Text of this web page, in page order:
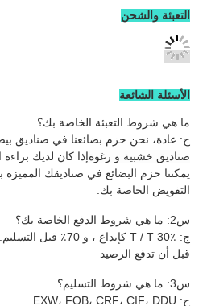
بك؟
صناديق بيضاء محايدة و كرتونات بنية أو
لديك براءة اختراع مسجلة قانونياً
المميزة بعد الحصول على خطابات